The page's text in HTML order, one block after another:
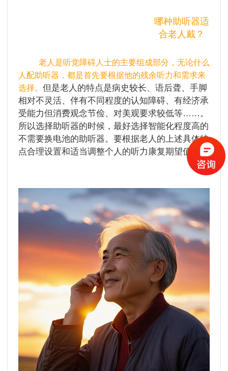
哪种助听器适
合老人戴？
老人是听觉障碍人士的主要组成部分，无论什么
人配助听器，都是首先要根据他的残余听力和需求来
选择。 但是老人的特点是病史较长、语后聋、手脚
相对不灵活、伴有不同程度的认知障碍、有经济承
受能力但消费观念节俭、对美观要求较低等……。
所以选择助听器的时候，最好选择智能化程度高的
不需要换电池的助听器。要根据老人的上述具体特
点合理设置和适当调整个人的听力康复期望值。